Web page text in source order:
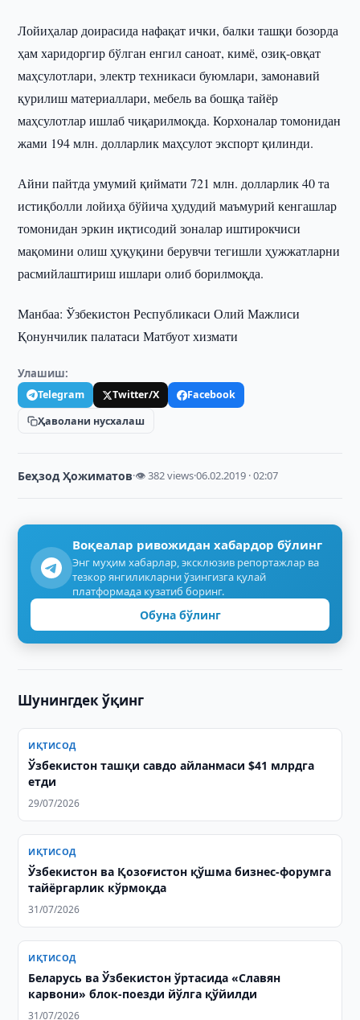
Лойиҳалар доирасида нафақат ички, балки ташқи бозорда
ҳам харидоргир бўлган енгил саноат, кимё, озиқ-овқат
маҳсулотлари, электр техникаси буюмлари, замонавий
қурилиш материаллари, мебель ва бошқа тайёр
маҳсулотлар ишлаб чиқарилмоқда. Корхоналар томонидан
жами 194 млн. долларлик маҳсулот экспорт қилинди.
Айни пайтда умумий қиймати 721 млн. долларлик 40 та
истиқболли лойиҳа бўйича ҳудудий маъмурий кенгашлар
томонидан эркин иқтисодий зоналар иштирокчиси
мақомини олиш ҳуқуқини берувчи тегишли ҳужжатларни
расмийлаштириш ишлари олиб борилмоқда.
Манбаа: Ўзбекистон Республикаси Олий Мажлиси
Қонунчилик палатаси Матбуот хизмати
Улашиш:
Telegram Twitter/X
Facebook
Ҳаволани нусхалаш
Беҳзод Ҳожиматов·👁 382 views·06.02.2019 · 02:07
Воқеалар ривожидан хабардор бўлинг
Энг муҳим хабарлар, эксклюзив репортажлар ва
тезкор янгиликларни ўзингизга қулай
платформада кузатиб боринг.
Обуна бўлинг
Шунингдек ўқинг
ИҚТИСОД
Ўзбекистон ташқи савдо айланмаси $41 млрдга
етди
29/07/2026
ИҚТИСОД
Ўзбекистон ва Қозоғистон қўшма бизнес-форумга
тайёргарлик кўрмоқда
31/07/2026
ИҚТИСОД
Беларусь ва Ўзбекистон ўртасида «Славян
карвони» блок-поезди йўлга қўйилди
31/07/2026